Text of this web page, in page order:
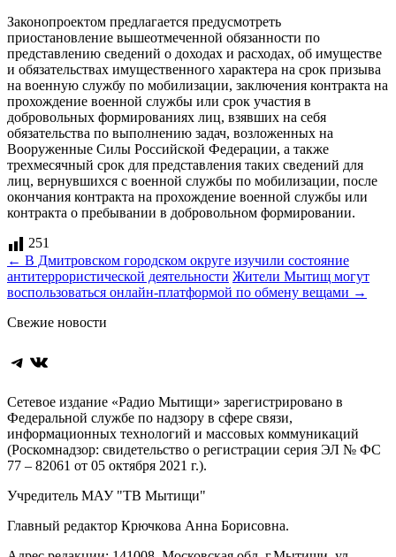
Законопроектом предлагается предусмотреть
приостановление вышеотмеченной обязанности по
представлению сведений о доходах и расходах, об имуществе
и обязательствах имущественного характера на срок призыва
на военную службу по мобилизации, заключения контракта на
прохождение военной службы или срок участия в
добровольных формированиях лиц, взявших на себя
обязательства по выполнению задач, возложенных на
Вооруженные Силы Российской Федерации, а также
трехмесячный срок для представления таких сведений для
лиц, вернувшихся с военной службы по мобилизации, после
окончания контракта на прохождение военной службы или
контракта о пребывании в добровольном формировании.
251
Навигация
по
← В Дмитровском городском округе изучили состояние
антитеррористической деятельности Жители Мытищ могут
воспользоваться онлайн‑платформой по обмену вещами →
Свежие новости
Telegram
ВКонтакте
Сетевое издание «Радио Мытищи» зарегистрировано в
Федеральной службе по надзору в сфере связи,
информационных технологий и массовых коммуникаций
(Роскомнадзор: свидетельство о регистрации серия ЭЛ № ФС
77 – 82061 от 05 октября 2021 г.).
Учредитель МАУ "ТВ Мытищи"
Главный редактор Крючкова Анна Борисовна.